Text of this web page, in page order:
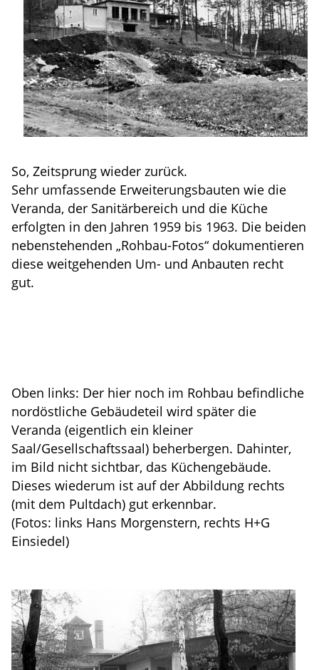
So, Zeitsprung wieder zurück.
Sehr umfassende Erweiterungsbauten wie die
Veranda, der Sanitärbereich und die Küche
erfolgten in den Jahren 1959 bis 1963. Die beiden
nebenstehenden „Rohbau-Fotos“ dokumentieren
diese weitgehenden Um- und Anbauten recht
gut.
Oben links: Der hier noch im Rohbau befindliche
nordöstliche Gebäudeteil wird später die
Veranda (eigentlich ein kleiner
Saal/Gesellschaftssaal) beherbergen. Dahinter,
im Bild nicht sichtbar, das Küchengebäude.
Dieses wiederum ist auf der Abbildung rechts
(mit dem Pultdach) gut erkennbar.
(Fotos: links Hans Morgenstern, rechts H+G
Einsiedel)